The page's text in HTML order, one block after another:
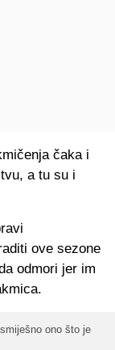
čaka i
a tu su i
ove sezone
odmori jer im
ono što je